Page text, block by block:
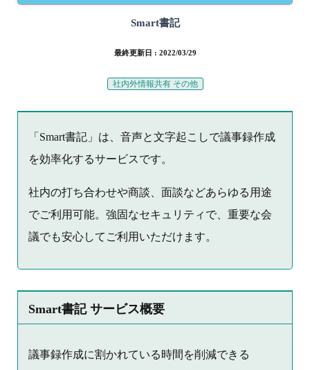
Smart書記
最終更新日 : 2022/03/29
社内外情報共有 その他
「Smart書記」は、音声と文字起こしで議事録作成
を効率化するサービスです。
社内の打ち合わせや商談、面談などあらゆる用途
でご利用可能。強固なセキュリティで、重要な会
議でも安心してご利用いただけます。
Smart書記 サービス概要
議事録作成に割かれている時間を削減できる